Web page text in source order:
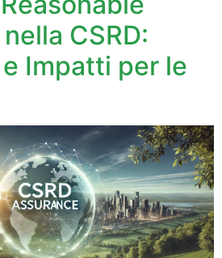
CSRD:
Impatti per le